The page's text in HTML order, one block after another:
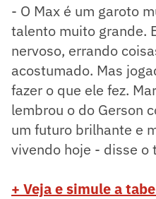
- O Max é um garoto
talento muito grande.
nervoso, errando
acostumado. Mas
fazer o que ele fez.
lembrou o do Gerson
um futuro brilhante e
vivendo hoje - disse o
+ Veja e simule a